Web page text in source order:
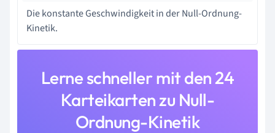
Die konstante Geschwindigkeit in der Null-Ordnung-
Kinetik.
Lerne schneller mit den 24
Karteikarten zu Null-
Ordnung-Kinetik